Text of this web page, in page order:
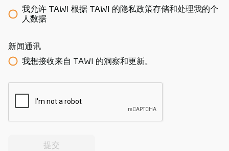
我允许 TAWI 根据 TAWI 的隐私政策存储和处理我的个
人数据
新闻通讯
我想接收来自 TAWI 的洞察和更新。
提交